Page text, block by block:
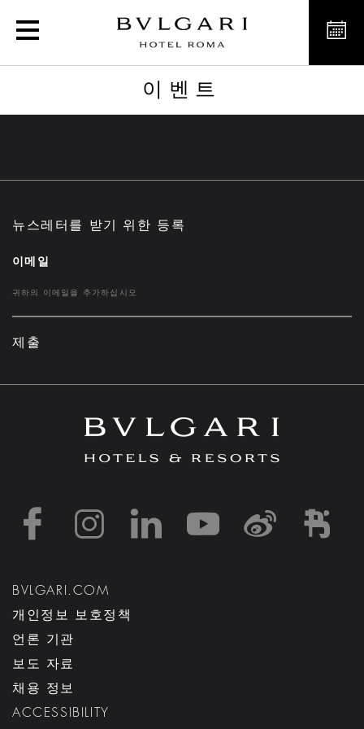
이벤트
이벤트
뉴스레터를 받기 위한 등록
이메일
제출
https://https://https://
https://
BVLGARI.COM
개인정보 보호정책
언론 기관
보도 자료
채용 정보
ACCESSIBILITY